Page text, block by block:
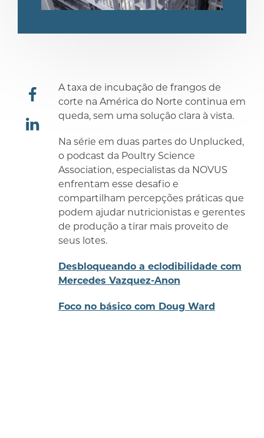
compartilhar
compartilhar
A taxa de incubação de frangos de
corte na América do Norte continua em
queda, sem uma solução clara à vista.
Na série em duas partes do Unplucked,
o podcast da Poultry Science
Association, especialistas da NOVUS
enfrentam esse desafio e
compartilham percepções práticas que
podem ajudar nutricionistas e gerentes
de produção a tirar mais proveito de
seus lotes.
Desbloqueando a eclodibilidade com
Mercedes Vazquez-Anon
Foco no básico com Doug Ward